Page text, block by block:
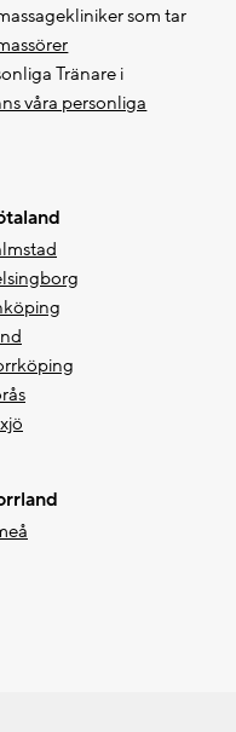
som tar
Tränare i
våra personliga